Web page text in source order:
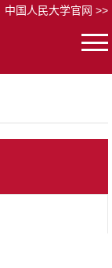
中国人民大学官网 >>